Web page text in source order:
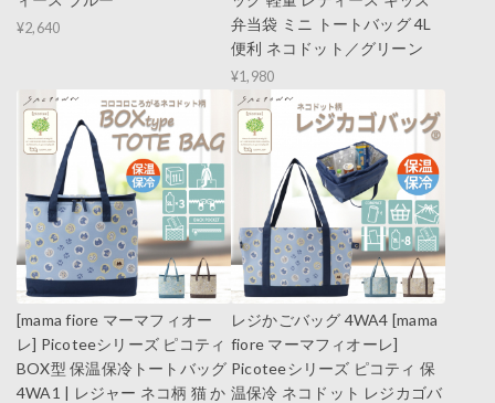
¥2,640
弁当袋 ミニ トートバッグ 4L
便利 ネコドット／グリーン
¥1,980
[mama fiore マーマフィオー
レ] Picoteeシリーズ ピコティ
BOX型 保温保冷トートバッグ
4WA1 | レジャー ネコ柄 猫 か
レジかごバッグ 4WA4 [mama
fiore マーマフィオーレ]
Picoteeシリーズ ピコティ 保
温保冷 ネコドット レジカゴバ